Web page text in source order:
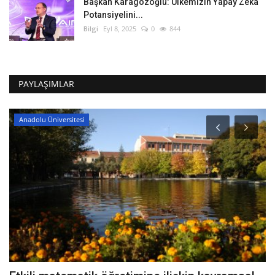
Potansiyelini...
Bilgi Eyl 8, 2025 0 844
PAYLAŞIMLAR
Anadolu Üniversitesi